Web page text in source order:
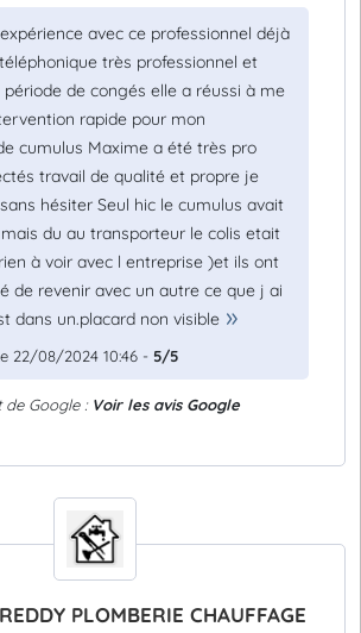
avec ce professionnel déjà
très professionnel et
période de congés elle a réussi à me
rapide pour mon
cumulus Maxime a été très pro
travail de qualité et propre je
hésiter Seul hic le cumulus avait
du au transporteur le colis etait
à voir avec l entreprise )et ils ont
de revenir avec un autre ce que j ai
dans un.placard non visible
22/08/2024 10:46 - 5/5
de Google : Voir les avis Google
PLOMBERIE CHAUFFAGE